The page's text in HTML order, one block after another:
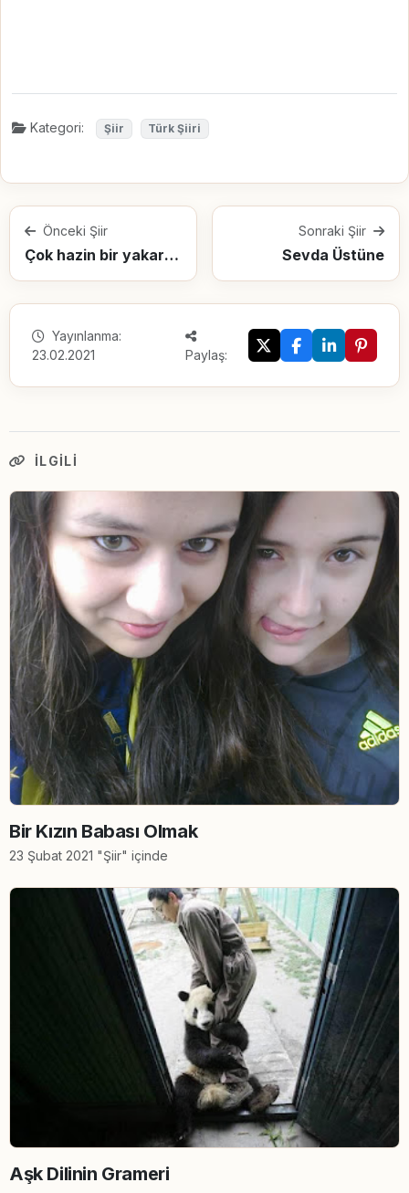
Kategori: Şiir Türk Şiiri
Önceki Şiir
Çok hazin bir yakarış...
Sonraki Şiir
Sevda Üstüne
Yayınlanma:
23.02.2021
Paylaş:
İLGILI
Bir Kızın Babası Olmak
23 Şubat 2021 "Şiir" içinde
Aşk Dilinin Grameri